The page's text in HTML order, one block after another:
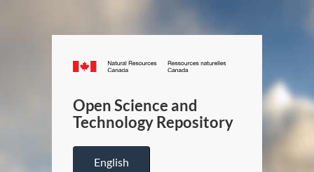
Canada.ca
/
Canada
Open Science and
Technology Repository
English